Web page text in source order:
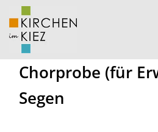
Chorprobe (für
Segen